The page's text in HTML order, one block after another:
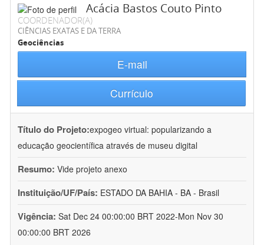
Acácia Bastos Couto Pinto
COORDENADOR(A)
CIÊNCIAS EXATAS E DA TERRA
Geociências
E-mail
Currículo
Título do Projeto:expogeo virtual: popularizando a
educação geocientífica através de museu digital
Resumo: Vide projeto anexo
Instituição/UF/País: ESTADO DA BAHIA - BA - Brasil
Vigência: Sat Dec 24 00:00:00 BRT 2022-Mon Nov 30
00:00:00 BRT 2026